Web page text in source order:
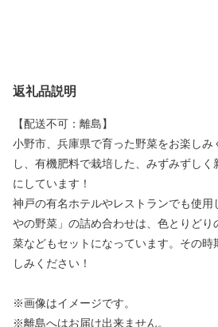
返礼品説明
【配送不可：離島】
小野市、兵庫県で育った野菜をお楽しみ
し、有機肥料で栽培した、みずみずし
にしています！
神戸の有名ホテルやレストランでも使用
やの野菜」の詰め合わせは、色とりどり
菜などもセットになっています。その時
しみください！
※画像はイメージです。
※離島へはお届け出来ません。